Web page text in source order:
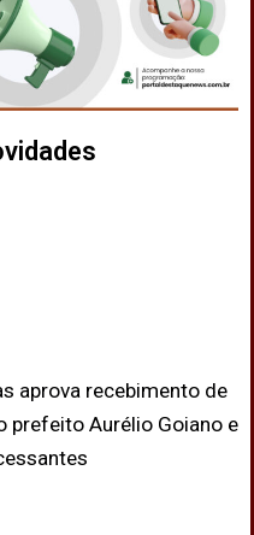
aprova recebimento de
prefeito Aurélio Goiano e